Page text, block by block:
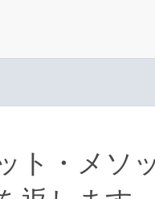
ト・メソ